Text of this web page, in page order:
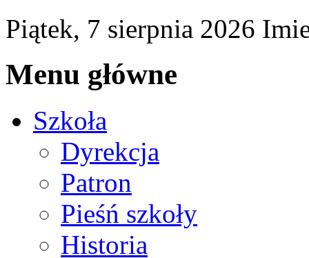
Piątek, 7 sierpnia 2026
Menu główne
Szkoła
Dyrekcja
Patron
Pieśń szkoły
Historia